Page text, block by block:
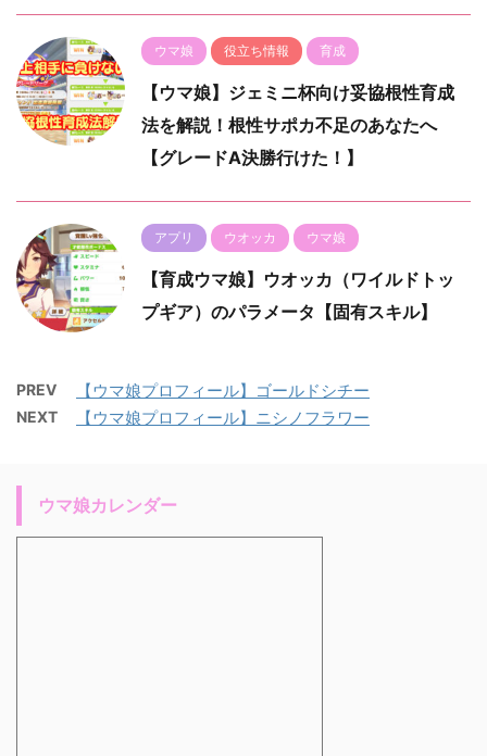
ウマ娘 役立ち情報 育成
【ウマ娘】ジェミニ杯向け妥協根性育成
法を解説！根性サポカ不足のあなたへ
【グレードA決勝行けた！】
アプリ ウオッカ ウマ娘
【育成ウマ娘】ウオッカ（ワイルドトッ
プギア）のパラメータ【固有スキル】
PREV 【ウマ娘プロフィール】ゴールドシチー
NEXT 【ウマ娘プロフィール】ニシノフラワー
ウマ娘カレンダー